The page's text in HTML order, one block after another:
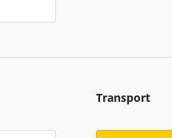
Transport